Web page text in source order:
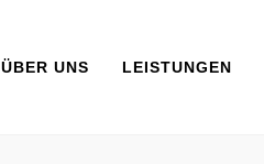
ÜBER UNS LEISTUNGEN